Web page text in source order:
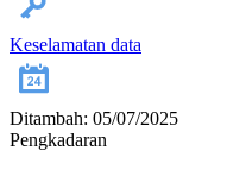
Keselamatan data
Ditambah: 05/07/2025
Pengkadaran